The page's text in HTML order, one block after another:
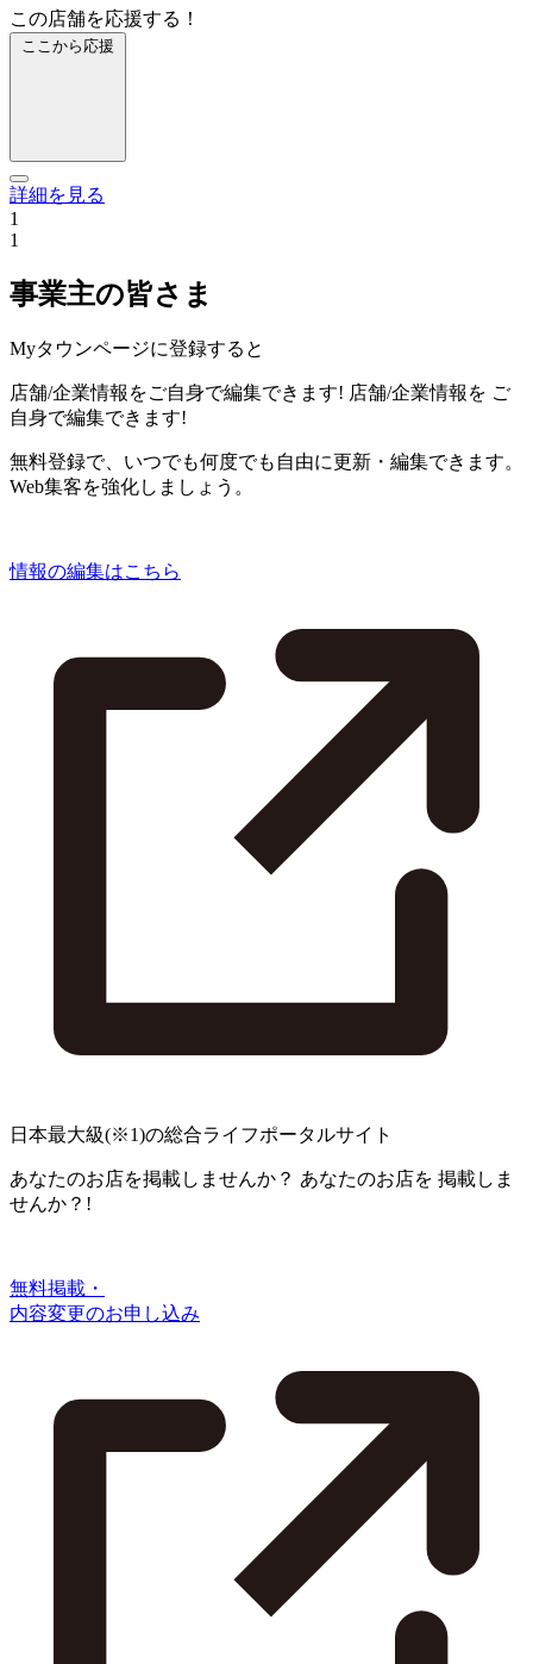
この店舗を応援する！
ここから応援
詳細を見る
1
1
事業主の皆さま
Myタウンページに登録すると
店舗/企業情報をご自身で編集できます! 店舗/企業情報を ご
自身で編集できます!
無料登録で、いつでも何度でも自由に更新・編集できます。
Web集客を強化しましょう。
情報の編集はこちら
日本最大級(※1)の総合ライフポータルサイト
あなたのお店を掲載しませんか？ あなたのお店を 掲載しま
せんか？!
無料掲載・
内容変更のお申し込み